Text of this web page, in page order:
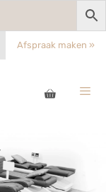
Afspraak maken »